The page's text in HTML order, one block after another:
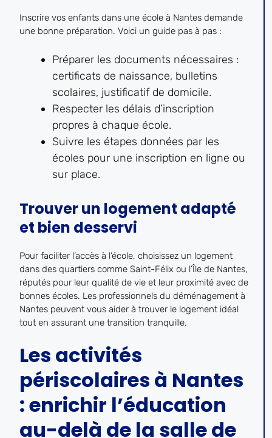
Inscrire vos enfants dans une école à Nantes demande
une bonne préparation. Voici un guide pas à pas :
Préparer les documents nécessaires :
certificats de naissance, bulletins
scolaires, justificatif de domicile.
Respecter les délais d’inscription
propres à chaque école.
Suivre les étapes données par les
écoles pour une inscription en ligne ou
sur place.
Trouver un logement adapté
et bien desservi
Pour faciliter l’accès à l’école, choisissez un logement
dans des quartiers comme Saint-Félix ou l’Île de Nantes,
réputés pour leur qualité de vie et leur proximité avec de
bonnes écoles. Les professionnels du déménagement à
Nantes peuvent vous aider à trouver le logement idéal
tout en assurant une transition tranquille.
Les activités
périscolaires à Nantes
: enrichir l’éducation
au-delà de la salle de